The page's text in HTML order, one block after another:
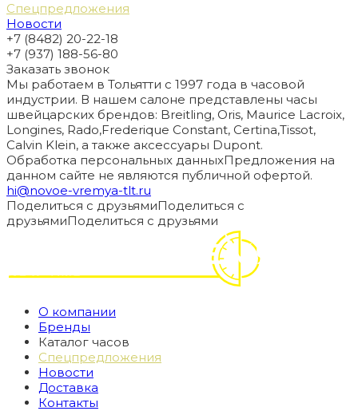
Спецпредложения
Новости
+7 (8482) 20-22-18
+7 (937) 188-56-80
Заказать звонок
Мы работаем в Тольятти с 1997 года в часовой
индустрии. В нашем салоне представлены часы
швейцарских брендов: Breitling, Oris, Maurice Lacroix,
Longines, Rado,Frederique Constant, Certina,Tissot,
Calvin Klein, а также аксессуары Dupont.
Обработка персональных данныхПредложения на
данном сайте не являются публичной офертой.
hi@novoe-vremya-tlt.ru
Поделиться с друзьямиПоделиться с
друзьямиПоделиться с друзьями
О компании
Бренды
Каталог часов
Спецпредложения
Новости
Доставка
Контакты